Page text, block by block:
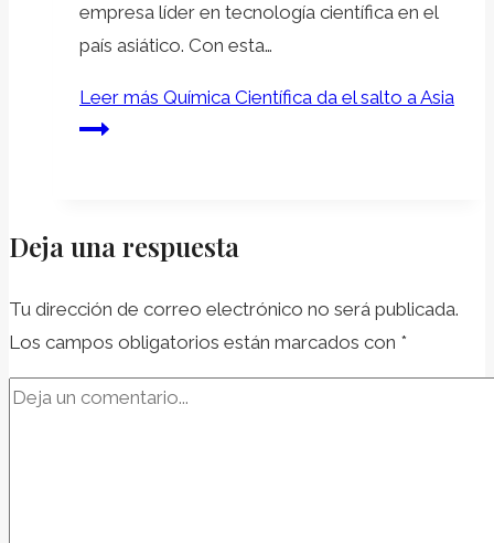
empresa líder en tecnología científica en el
país asiático. Con esta…
Leer más Química Científica da el salto a Asia
Deja una respuesta
Tu dirección de correo electrónico no será publicada.
Los campos obligatorios están marcados con *